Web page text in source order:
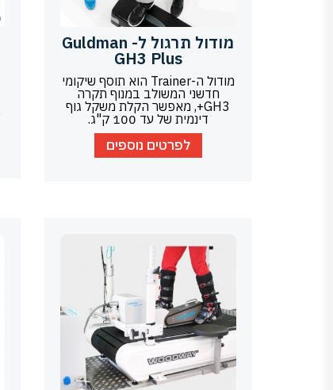
מודול תרגול ל- Guldman
GH3 Plus
מודול ה-Trainer הוא תוסף שיקומי
חדשני המשולב במנוף תקרה
GH3+, מאפשר הקלת משקל גוף
דינמית של עד 100 ק"ג.
לפרטים נוספים